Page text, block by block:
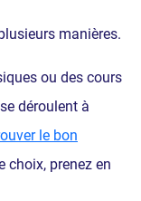
manières.
ou des cours
déroulent à
le bon
choix, prenez en